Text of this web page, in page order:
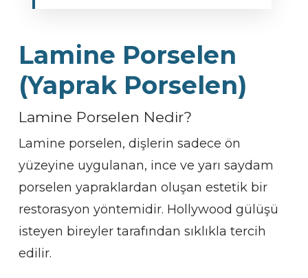
Lamine Porselen
(Yaprak Porselen)
Lamine Porselen Nedir?
Lamine porselen, dişlerin sadece ön
yüzeyine uygulanan, ince ve yarı saydam
porselen yapraklardan oluşan estetik bir
restorasyon yöntemidir. Hollywood gülüşü
isteyen bireyler tarafından sıklıkla tercih
edilir.